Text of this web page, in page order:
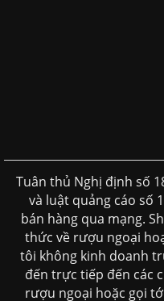
Tuân thủ Nghị định số
và luật quảng cáo số
bán hàng qua mạng.
thức về rượu ngoại
tôi không kinh doanh
đến trực tiếp đến các
rượu ngoại hoặc gọi